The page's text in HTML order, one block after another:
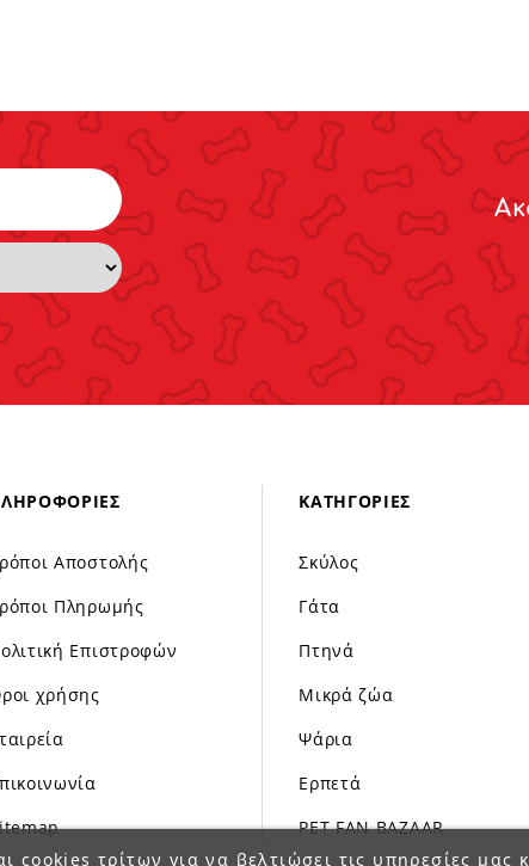
Αποστολής
Πληρωμής
Επιστροφών
χρήσης
ΚΑΤΗΓΟΡΊΕΣ
Σκύλος
Γάτα
Πτηνά
Μικρά ζώα
Ψάρια
Ερπετά
PET FAN BAZAAR
cookies τρίτων για να βελτιώσει τις υπηρεσίες μας